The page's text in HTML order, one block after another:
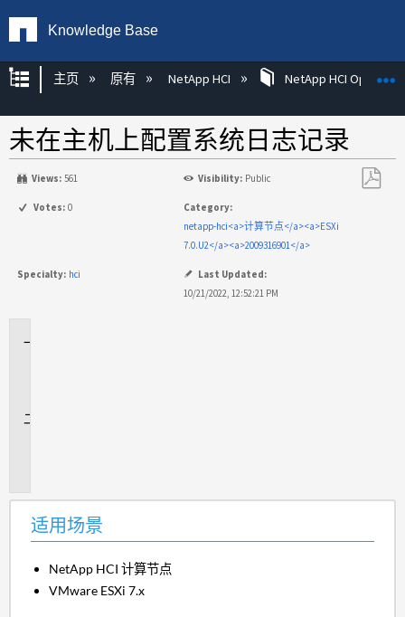
Knowledge Base
扩展/隐缩全局层次
主页 原有 NetApp HCI NetApp HCI
未在主机上配置系统日志记录
Views: 561 Visibility: Public
Votes: 0
Category:
netapp-hci<a>计算节点</a><a>ESXi
7.0.U2</a><a>2009316901</a>
Specialty: hci
Last Updated:
10/21/2022, 12:52:21 PM
适用场景
NetApp HCI 计算节点
VMware ESXi 7.x